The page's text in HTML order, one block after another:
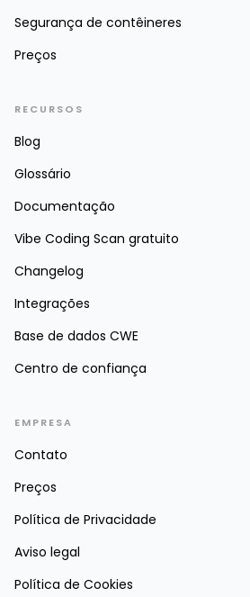
Segurança de contêineres
Preços
RECURSOS
Blog
Glossário
Documentação
Vibe Coding Scan gratuito
Changelog
Integrações
Base de dados CWE
Centro de confiança
EMPRESA
Contato
Preços
Política de Privacidade
Aviso legal
Política de Cookies